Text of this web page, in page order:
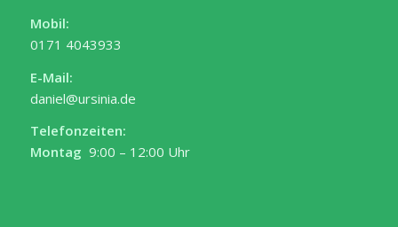
Mobil:
0171 4043933
E-Mail:
daniel@ursinia.de
Telefonzeiten:
Montag 9:00 – 12:00 Uhr